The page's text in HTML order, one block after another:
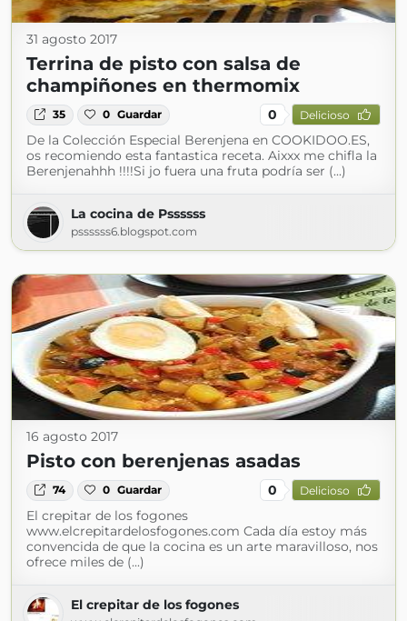
31 agosto 2017
Terrina de pisto con salsa de
champiñones en thermomix
35 0 Guardar 0 Delicioso
De la Colección Especial Berenjena en COOKIDOO.ES,
os recomiendo esta fantastica receta. Aixxx me chifla la
Berenjenahhh !!!!Si jo fuera una fruta podría ser (...)
La cocina de Pssssss
pssssss6.blogspot.com
16 agosto 2017
Pisto con berenjenas asadas
74 0 Guardar 0 Delicioso
El crepitar de los fogones
www.elcrepitardelosfogones.com Cada día estoy más
convencida de que la cocina es un arte maravilloso, nos
ofrece miles de (...)
El crepitar de los fogones